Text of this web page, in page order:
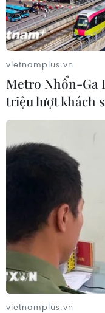
#Chợ Phan Rang
Khánh Hòa
Theo dõi VietnamPlus
vietnamplus.vn
Metro Nhổn-Ga
triệu lượt khách
vietnamplus.vn